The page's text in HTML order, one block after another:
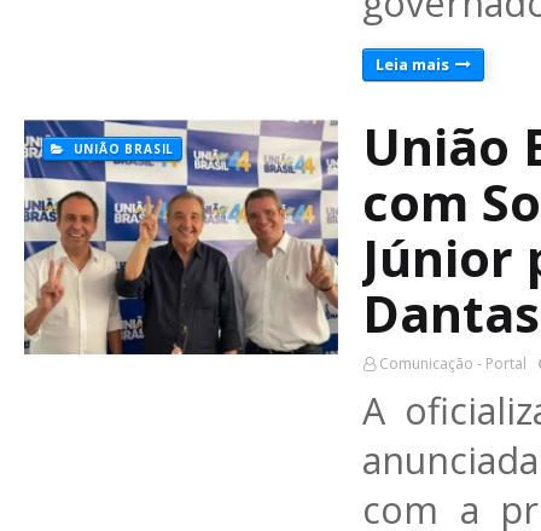
Leia mais
UNIÃO BRASIL
União
com
Júnior
Dantas
Comunicação - Portal
A
com a